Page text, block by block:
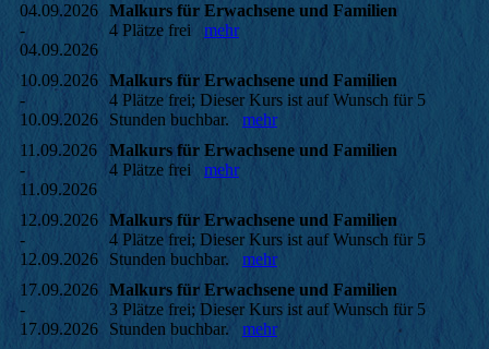
04.09.2026
-
04.09.2026
Malkurs für Erwachsene und Familien
4 Plätze frei mehr
10.09.2026
-
10.09.2026
Malkurs für Erwachsene und Familien
4 Plätze frei; Dieser Kurs ist auf Wunsch für 5
Stunden buchbar. mehr
11.09.2026
-
11.09.2026
Malkurs für Erwachsene und Familien
4 Plätze frei mehr
12.09.2026
-
12.09.2026
Malkurs für Erwachsene und Familien
4 Plätze frei; Dieser Kurs ist auf Wunsch für 5
Stunden buchbar. mehr
17.09.2026
-
17.09.2026
Malkurs für Erwachsene und Familien
3 Plätze frei; Dieser Kurs ist auf Wunsch für 5
Stunden buchbar. mehr